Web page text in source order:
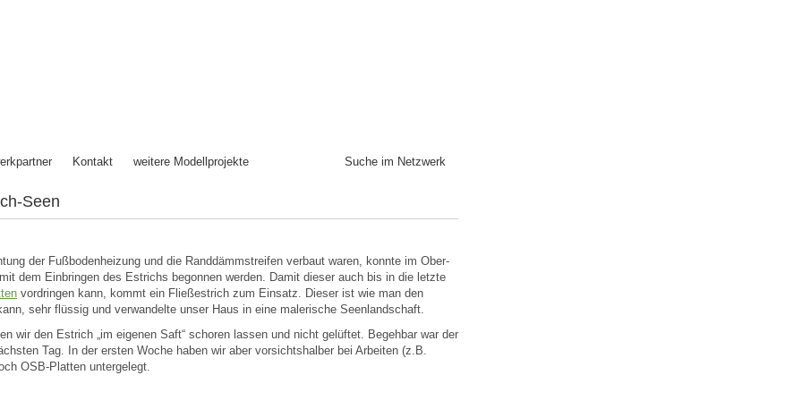
Kontakt weitere Modellprojekte Suche im Netzwerk
Seen
der Fußbodenheizung und die Randdämmstreifen verbaut waren, konnte im Ober-
dem Einbringen des Estrichs begonnen werden. Damit dieser auch bis in die letzte
vordringen kann, kommt ein Fließestrich zum Einsatz. Dieser ist wie man den
sehr flüssig und verwandelte unser Haus in eine malerische Seenlandschaft.
wir den Estrich „im eigenen Saft“ schoren lassen und nicht gelüftet. Begehbar war der
Tag. In der ersten Woche haben wir aber vorsichtshalber bei Arbeiten (z.B.
OSB-Platten untergelegt.